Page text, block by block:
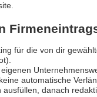
für die von dir
automatische
danach